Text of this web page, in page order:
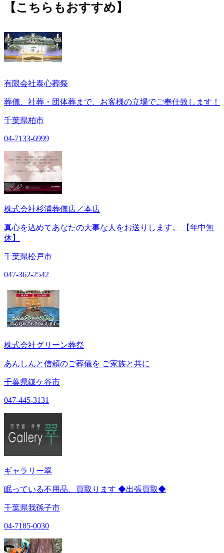
【こちらもおすすめ】
有限会社泰心葬祭
葬儀、社葬・団体葬まで、お客様の立場でご奉仕致します！
千葉県柏市
04-7133-6999
株式会社杉浦葬儀店／本店
真心を込めてあなたの大事な人をお送りします。 【年中無
休】
千葉県松戸市
047-362-2542
株式会社グリーン葬祭
あんしんと信頼のご葬儀を ご家族と共に
千葉県鎌ケ谷市
047-445-3131
ギャラリー翠
眠っている不用品、買取ります ◆出張買取◆
千葉県我孫子市
04-7185-0030